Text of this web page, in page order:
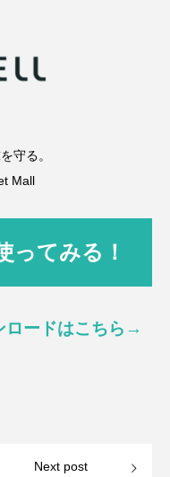
守る。
Mall
ってみる！
ロードはこちら→
Next post